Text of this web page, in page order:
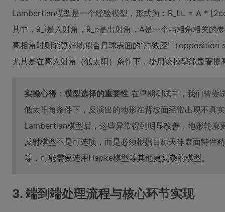
Lambertian模型是一个经验模型，形式为：R_LL = A *
其中，θ_i是入射角，θ_e是出射角，A是一个与相角相关的
高相角时则能更好地拟合月球表面的“冲效应”（opposition
尤其是在高入射角（低太阳）条件下，使用该模型能显著
实操心得：模型选择的重要性 在早期测试中，我们曾尝
低太阳角条件下，反演出的地形在背坡面经常出现不真
Lambertian模型后，这些异常得到明显改善，地形轮廓
反射模型不是可选项，而是必须根据目标天体表面特性
等，可能需要选用Hapke模型等其他更复杂的模型。
3. 端到端处理流程与核心环节实现